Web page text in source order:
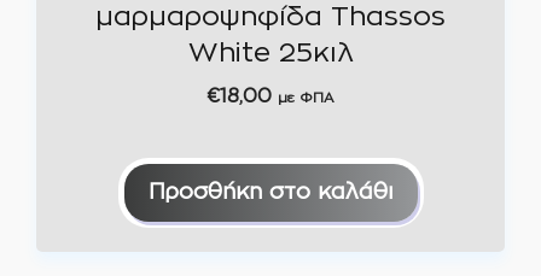
μαρμαροψηφίδα Thassos
White 25κιλ
€18,00 με ΦΠΑ
Προσθήκη στο καλάθι